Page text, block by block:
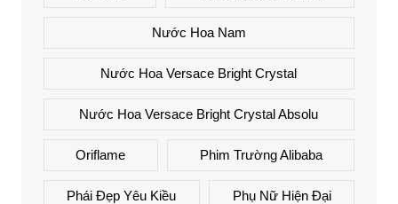
Nước Hoa Nam
Nước Hoa Versace Bright Crystal
Nước Hoa Versace Bright Crystal Absolu
Oriflame Phim Trường Alibaba
Phái Đẹp Yêu Kiều Phụ Nữ Hiện Đại